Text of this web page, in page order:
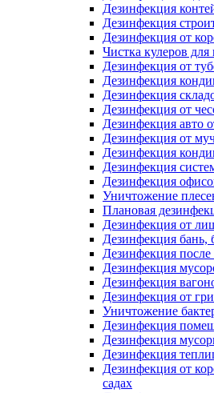
Дезинфекция
Дезинфекция
Дезинфекция от
Чистка кулеров
Дезинфекция от
Дезинфекция
Дезинфекция
Дезинфекция от
Дезинфекция авто
Дезинфекция от
Дезинфекция
Дезинфекция
Дезинфекция
Уничтожение
Плановая
Дезинфекция от
Дезинфекция бань,
Дезинфекция
Дезинфекция
Дезинфекция
Дезинфекция от
Уничтожение
Дезинфекция
Дезинфекция
Дезинфекция
Дезинфекция от
садах